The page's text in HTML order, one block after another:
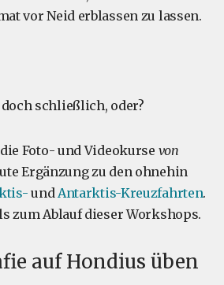
vor Neid erblassen zu lassen.
schließlich, oder?
Foto- und Videokurse von
Ergänzung zu den ohnehin
undAntarktis-Kreuzfahrten.
zum Ablauf dieser Workshops.
auf Hondius üben